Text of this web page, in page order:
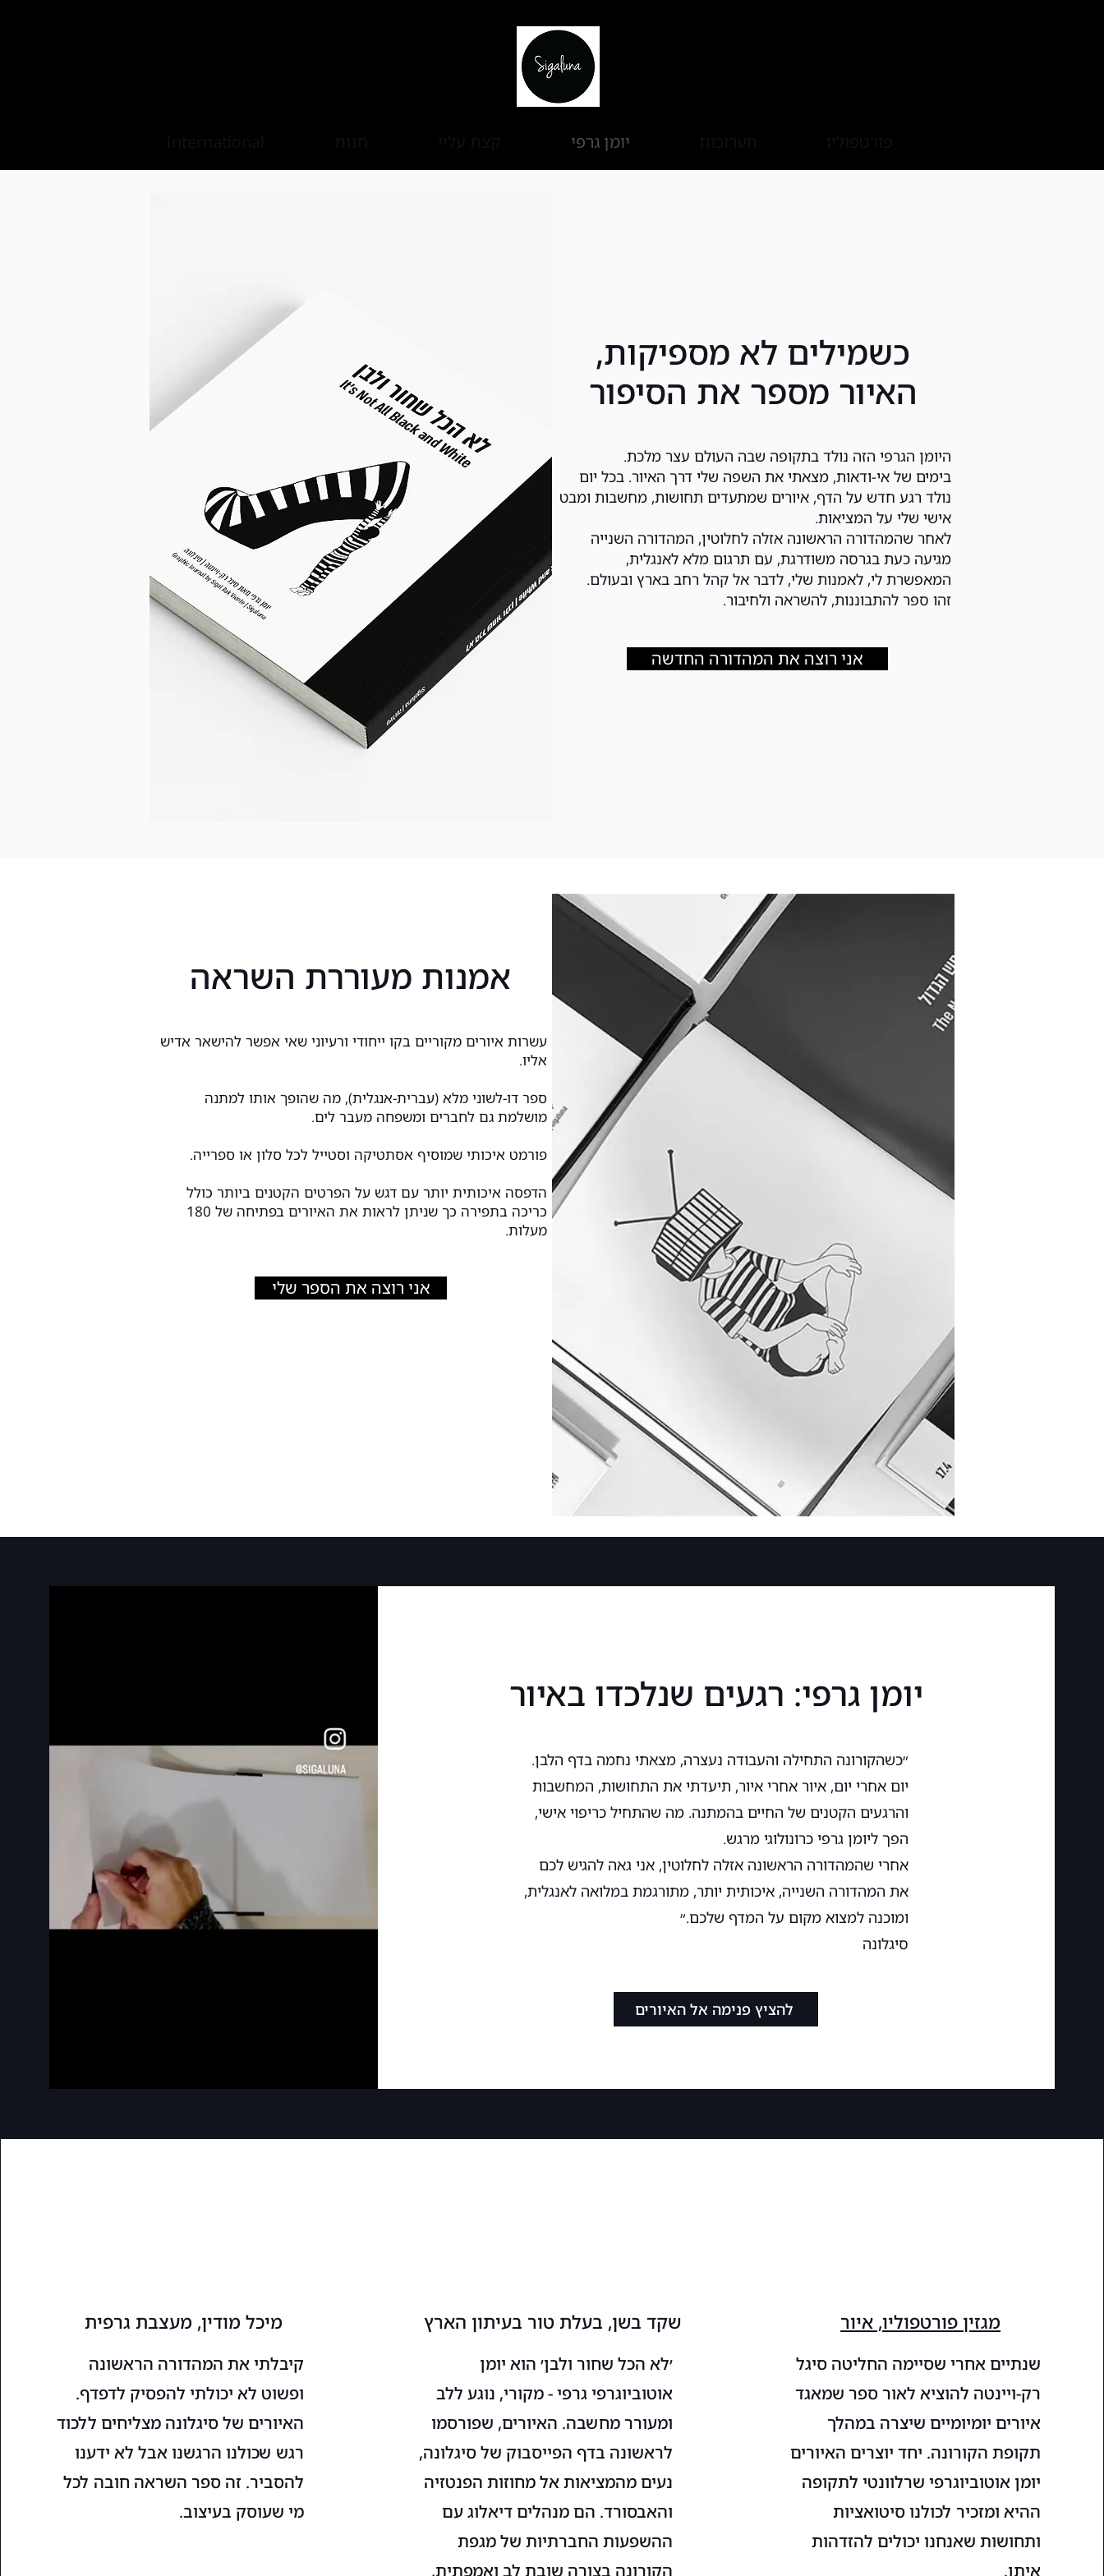
יומן גרפי
כשמילים לא מספיקות,
האיור מספר את הסיפור
ה​יומן הגרפי הזה נולד בתקופה שבה העולם עצר מלכת.
בימים של אי-ודאות, מצאתי את השפה שלי דרך האיור. בכל יום
נולד רגע חדש על הדף, איורים שמתעדים תחושות, מחשבות ומבט
אישי שלי על המציאות.
לאחר שהמהדורה הראשונה אזלה לחלוטין, המהדורה השנייה
מגיעה כעת בגרסה משודרגת, עם תרגום מלא לאנגלית,
המאפשרת לי, לאמנות שלי, לדבר אל קהל רחב בארץ ובעולם.
זהו ספר להתבוננות, להשראה ולחיבור.
אני רוצה את המהדורה החדשה
אמנות מעוררת השראה
עשרות איורים מקוריים בקו ייחודי ורעיוני שאי אפשר להישאר אדיש
אליו.
ספר דו-לשוני מלא (עברית-אנגלית), מה שהופך אותו למתנה
מושלמת גם לחברים ומשפחה מעבר לים.
פורמט איכותי שמוסיף אסתטיקה וסטייל לכל סלון או ספרייה.
הדפסה איכותית יותר עם דגש על הפרטים הקטנים ביותר כולל
כריכה בתפירה כך שניתן לראות את האיורים בפתיחה של 180
מעלות.
אני רוצה את הספר שלי
יומן גרפי: רגעים שנלכדו באיור
״כשהקורונה התחילה והעבודה נעצרה, מצאתי נחמה בדף הלבן.
יום אחרי יום, איור אחרי איור, תיעדתי את התחושות, המחשבות
והרגעים הקטנים של החיים בהמתנה. מה שהתחיל כריפוי אישי,
הפך ליומן גרפי כרונולוגי מרגש.
אחרי שהמהדורה הראשונה אזלה לחלוטין, אני גאה להגיש לכם
את המהדורה השנייה, איכותית יותר, מתורגמת במלואה לאנגלית,
ומוכנה למצוא מקום על המדף שלכם.״
סיגלונה
להציץ פנימה אל האיורים
מיכל מודין, מעצבת גרפית
קיבלתי את המהדורה הראשונה
ופשוט לא יכולתי להפסיק לדפדף.
האיורים של סיגלונה מצליחים ללכוד
רגש שכולנו הרגשנו אבל לא ידענו
להסביר. זה ספר השראה חובה לכל
מי שעוסק בעיצוב.
שקד בשן, בעלת טור בעיתון הארץ
׳לא הכל שחור ולבן׳ הוא יומן
אוטוביוגרפי גרפי - מקורי, נוגע ללב
ומעורר מחשבה. האיורים, שפורסמו
לראשונה בדף הפייסבוק של סיגלונה,
נעים מהמציאות אל מחוזות הפנטזיה
והאבסורד. הם מנהלים דיאלוג עם
ההשפעות החברתיות של מגפת
הקורונה בצורה שובת לב ואמפתית,
מגזין פורטפוליו, איור
שנתיים אחרי שסיימה החליטה סיגל
רק-ויינטה להוציא לאור ספר שמאגד
איורים יומיומיים שיצרה במהלך
תקופת הקורונה. יחד יוצרים האיורים
יומן אוטוביוגרפי שרלוונטי לתקופה
ההיא ומזכיר לכולנו סיטואציות
ותחושות שאנחנו יכולים להזדהות
איתן.